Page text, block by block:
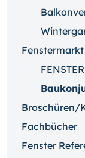
Fenstermarkt
Broschüren/
Fachbücher
Fenster